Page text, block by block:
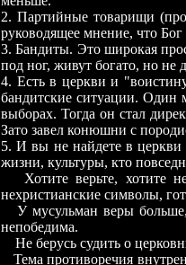
2. Партийные товарищи
руководящее мнение, что
3. Бандиты. Это широкая
под ног, живут богато, но не
4. Есть в церкви и
бандитские ситуации. Один
выборах. Тогда он стал
Зато завел конюшни с
5. И вы не найдете в
жизни, культуры, кто
Хотите верьте, хотите
нехристианские символы,
У мусульман веры
непобедима.
Не берусь судить о
Тема противоречия